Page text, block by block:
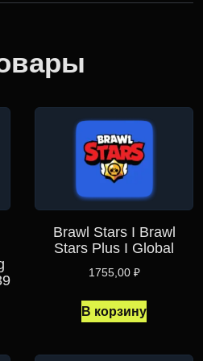
Brawl Stars I Brawl
Stars Plus I Global
1755,00 ₽
В корзину